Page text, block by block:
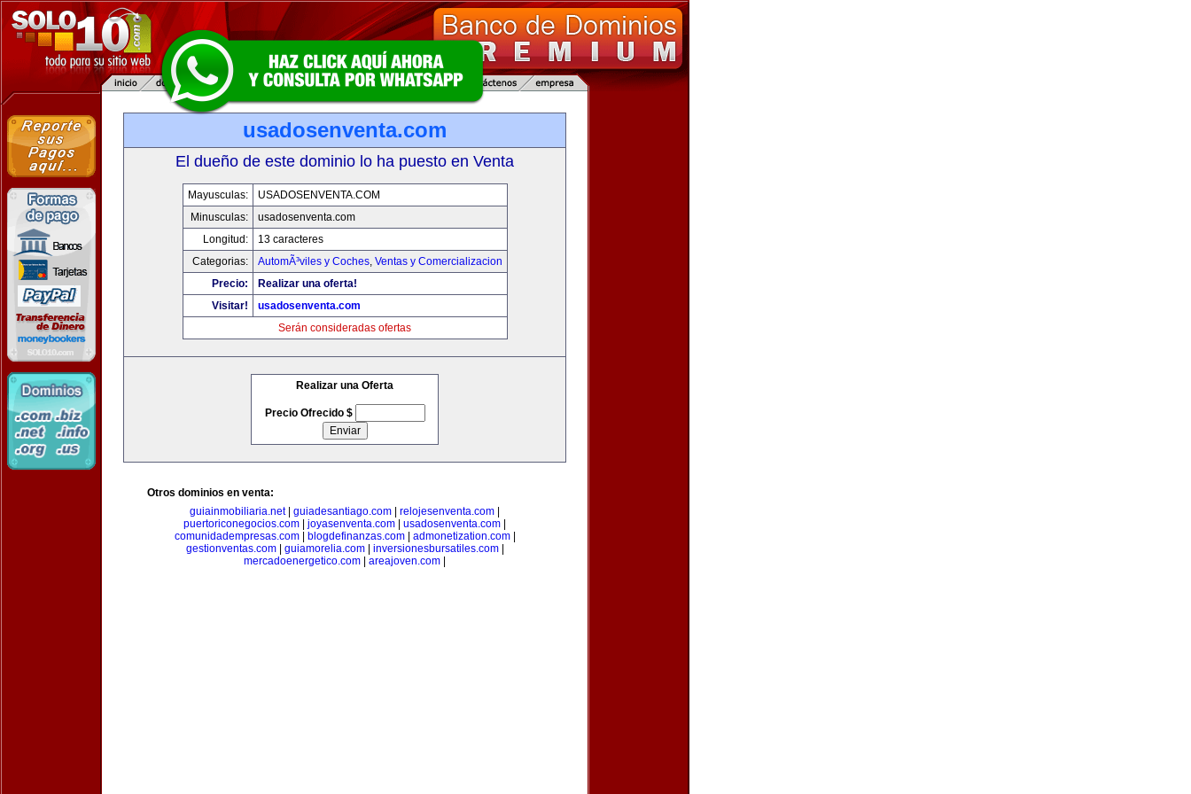
usadosenventa.com
El dueño de este dominio lo ha puesto en Venta
Mayusculas:
USADOSENVENTA.COM
Minusculas:
usadosenventa.com
Longitud:
13 caracteres
Categorias:
AutomÃ³viles y Coches, Ventas y Comercializacion
Precio:
Realizar una oferta!
Visitar!
usadosenventa.com
Serán consideradas ofertas
Realizar una Oferta
Precio Ofrecido $
Otros dominios en venta:
guiainmobiliaria.net| guiadesantiago.com relojesenventa.com
puertoriconegocios.com
joyasenventa.com usadosenventa.com
comunidadempresas.com| blogdefinanzas.com| admonetization.com|
gestionventas.com| guiamorelia.com| inversionesbursatiles.com|
mercadoenergetico.com
areajoven.com